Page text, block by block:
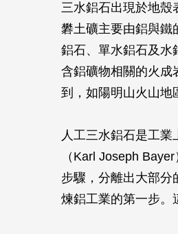
三水鋁石出現於地殼
礬土礦主要由鋁與鐵
鋁石、單水鋁石及水
含鋁礦物相關的火成
到，如陽明山火山地
人工三水鋁石是工
（Karl Joseph
步驟，分離出大部分
煉鋁工業的第一步。